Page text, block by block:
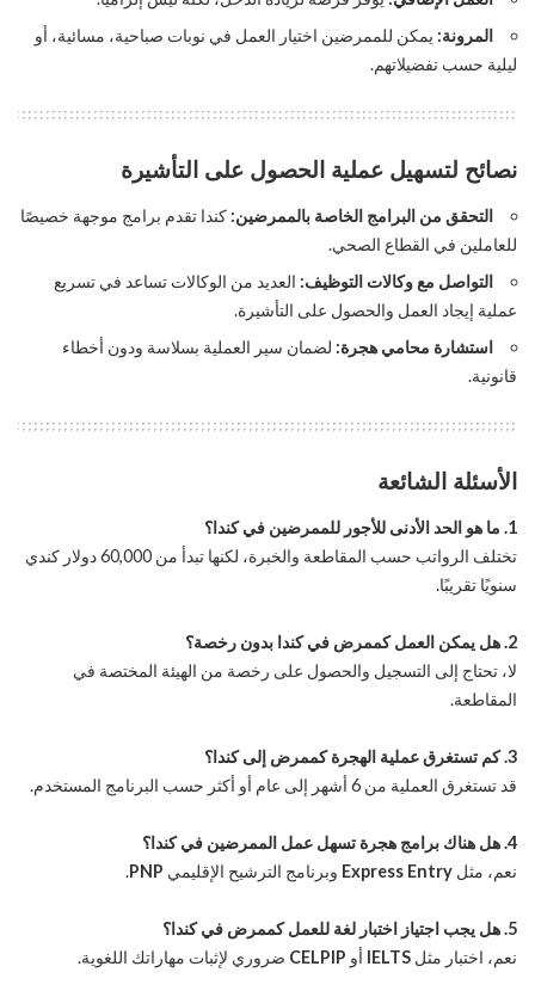
المرونة: يمكن للممرضين اختيار العمل في نوبات صباحية، مسائية، أو
ليلية حسب تفضيلاتهم.
نصائح لتسهيل عملية الحصول على التأشيرة
التحقق من البرامج الخاصة بالممرضين: كندا تقدم برامج موجهة خصيصًا
للعاملين في القطاع الصحي.
التواصل مع وكالات التوظيف: العديد من الوكالات تساعد في تسريع
عملية إيجاد العمل والحصول على التأشيرة.
استشارة محامي هجرة: لضمان سير العملية بسلاسة ودون أخطاء
قانونية.
الأسئلة الشائعة
1. ما هو الحد الأدنى للأجور للممرضين في كندا؟
تختلف الرواتب حسب المقاطعة والخبرة، لكنها تبدأ من 60,000 دولار كندي
سنويًا تقريبًا.
2. هل يمكن العمل كممرض في كندا بدون رخصة؟
لا، تحتاج إلى التسجيل والحصول على رخصة من الهيئة المختصة في
المقاطعة.
3. كم تستغرق عملية الهجرة كممرض إلى كندا؟
قد تستغرق العملية من 6 أشهر إلى عام أو أكثر حسب البرنامج المستخدم.
4. هل هناك برامج هجرة تسهل عمل الممرضين في كندا؟
نعم، مثل Express Entry وبرنامج الترشيح الإقليمي PNP
.
5. هل يجب اجتياز اختبار لغة للعمل كممرض في كندا؟
نعم، اختبار مثل IELTS أو CELPIP ضروري لإثبات مهاراتك اللغوية.